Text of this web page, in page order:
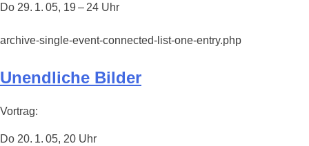
Do 29. 1. 05, 19 – 24 Uhr
archive-single-event-connected-list-one-entry.php
Unendliche Bilder
Vortrag:
Do 20. 1. 05, 20 Uhr